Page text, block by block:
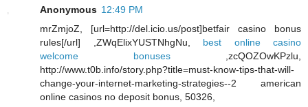
Anonymous 12:49 PM
mrZmjoZ, [url=http://del.icio.us/post]betfair casino bonus
rules[/url] ,ZWqElixYUSTNhgNu, best online casino
welcome bonuses ,zcQOZOwKPzlu,
http://www.t0b.info/story.php?title=must-know-tips-that-will-
change-your-internet-marketing-strategies--2 american
online casinos no deposit bonus, 50326,